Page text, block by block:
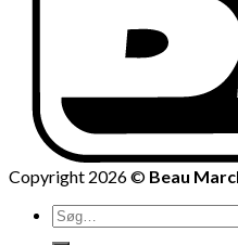
Copyright 2026 © Beau
Søg
efter: